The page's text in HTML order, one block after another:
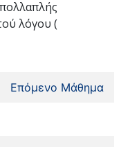
λόγου (
Επόμενο Μάθημα